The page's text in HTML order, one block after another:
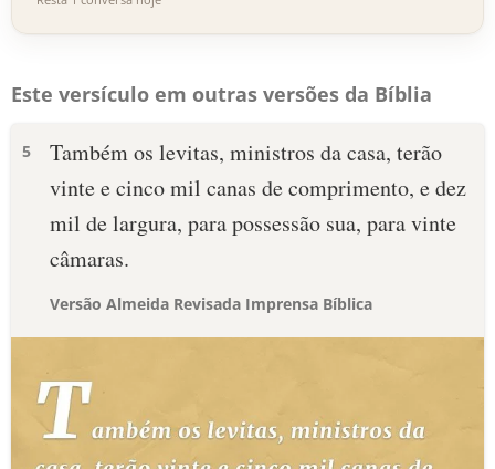
Este versículo em outras versões da Bíblia
5
Também os levitas, ministros da casa, terão
vinte e cinco mil canas de comprimento, e dez
mil de largura, para possessão sua, para vinte
câmaras.
Versão Almeida Revisada Imprensa Bíblica